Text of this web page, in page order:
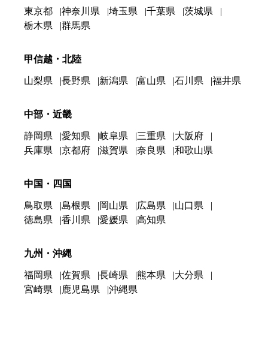
東京都 神奈川県 埼玉県 千葉県
茨城県
栃木県
群馬県
甲信越・北陸
山梨県 長野県 新潟県 富山県 石川県 福井県
中部・近畿
静岡県 愛知県 岐阜県 三重県
大阪府
兵庫県
京都府 滋賀県 奈良県 和歌山県
中国・四国
鳥取県 島根県 岡山県 広島県
山口県
徳島県
香川県 愛媛県 高知県
九州・沖縄
福岡県 佐賀県 長崎県 熊本県
大分県
宮崎県
鹿児島県 沖縄県